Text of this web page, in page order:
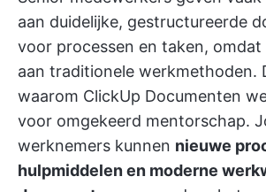
aan duidelijke, gestructureerde
voor processen en taken,
aan traditionele werkmethoden.
waarom ClickUp Documenten
voor omgekeerd mentorschap.
werknemers kunnen nieuwe
hulpmiddelen en moderne